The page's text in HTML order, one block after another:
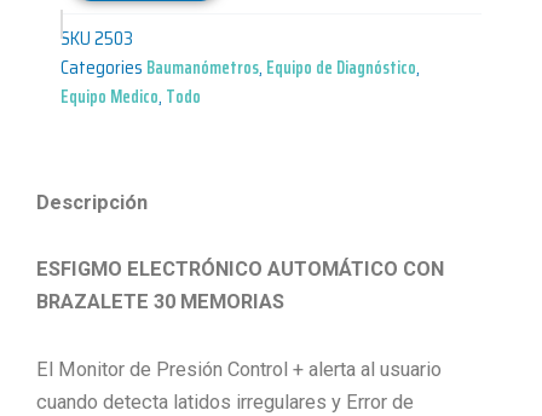
SKU2503
Categories Baumanómetros, Equipo de Diagnóstico,
Equipo Medico, Todo
Descripción
ESFIGMO ELECTRÓNICO AUTOMÁTICO CON
BRAZALETE 30 MEMORIAS
El Monitor de Presión Control + alerta al usuario
cuando detecta latidos irregulares y Error de